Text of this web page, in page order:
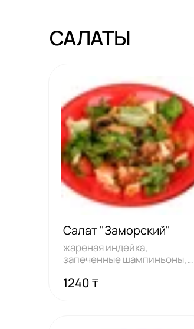
САЛАТЫ
Салат "Заморский"
жареная индейка,
запеченные шампиньоны,
1240 ₸